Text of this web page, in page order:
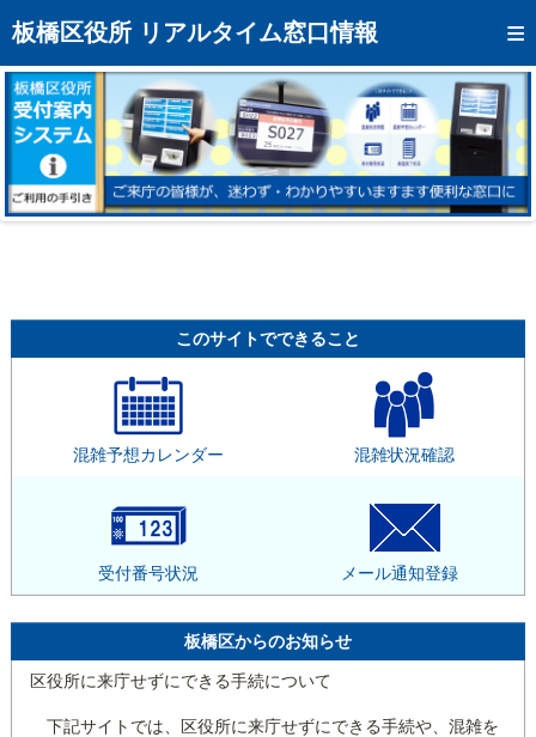
板橋区役所 リアルタイム窓口情報
トップページへ
混雑予想カレンダー
リアルタイム混雑状況
リアルタイム受付番号状況
メール通知登録
モバイルサイト
区役所フロアマップ
このサイトでできること
混雑予想カレンダー 混雑状況確認
受付番号状況 メール通知登録
板橋区からのお知らせ
区役所に来庁せずにできる手続について
下記サイトでは、区役所に来庁せずにできる手続や、混雑を